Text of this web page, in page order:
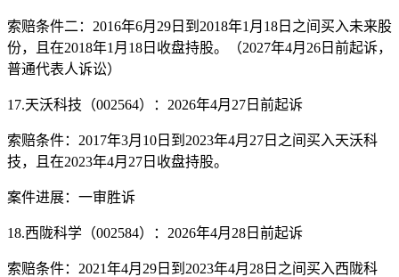
索赔条件二：2016年6月29日到2018年1月18日之间买入未来股
份，且在2018年1月18日收盘持股。（2027年4月26日前起诉，
普通代表人诉讼）
17.天沃科技（002564）：2026年4月27日前起诉
索赔条件：2017年3月10日到2023年4月27日之间买入天沃科
技，且在2023年4月27日收盘持股。
案件进展：一审胜诉
18.西陇科学（002584）：2026年4月28日前起诉
索赔条件：2021年4月29日到2023年4月28日之间买入西陇科